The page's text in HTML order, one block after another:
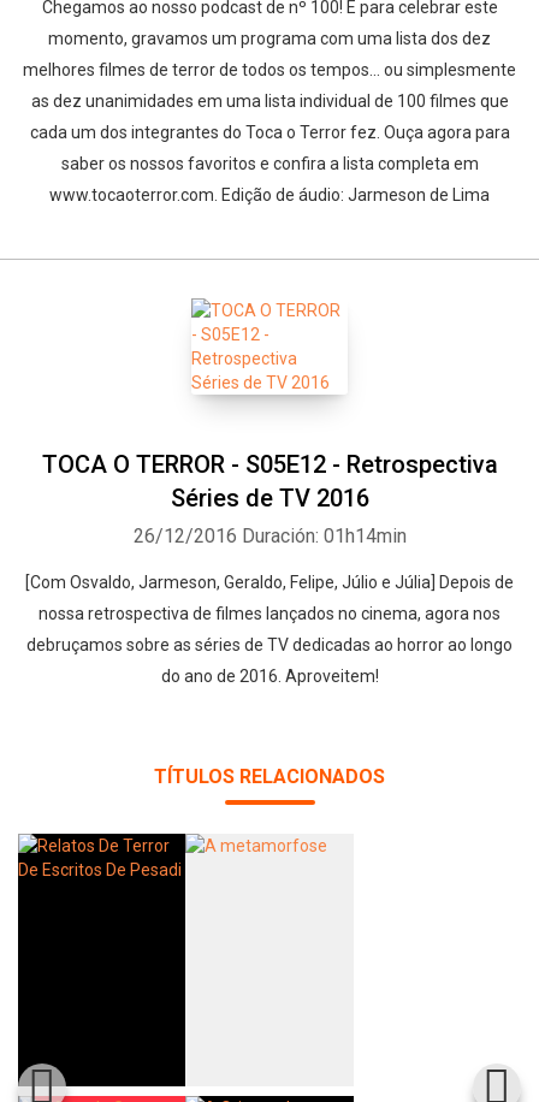
Chegamos ao nosso podcast de nº 100! E para celebrar este
momento, gravamos um programa com uma lista dos dez
melhores filmes de terror de todos os tempos... ou simplesmente
as dez unanimidades em uma lista individual de 100 filmes que
cada um dos integrantes do Toca o Terror fez. Ouça agora para
saber os nossos favoritos e confira a lista completa em
www.tocaoterror.com. Edição de áudio: Jarmeson de Lima
TOCA O TERROR - S05E12 - Retrospectiva
Séries de TV 2016
26/12/2016 Duración: 01h14min
[Com Osvaldo, Jarmeson, Geraldo, Felipe, Júlio e Júlia] Depois de
nossa retrospectiva de filmes lançados no cinema, agora nos
debruçamos sobre as séries de TV dedicadas ao horror ao longo
do ano de 2016. Aproveitem!
TÍTULOS RELACIONADOS